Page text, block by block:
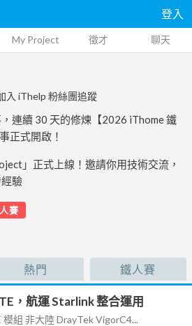
登入
My Project 徵才 聊天
入 iThelp 粉絲團追蹤
連續 30 天的修煉【2026 iThome 鐵
正式開啟！
」正式上線！邀請你用技術交流，
驗
賽
熱門 鐵人賽
，航運 Starlink 整合運用
組 非大陸 DrayTek VigorC4...